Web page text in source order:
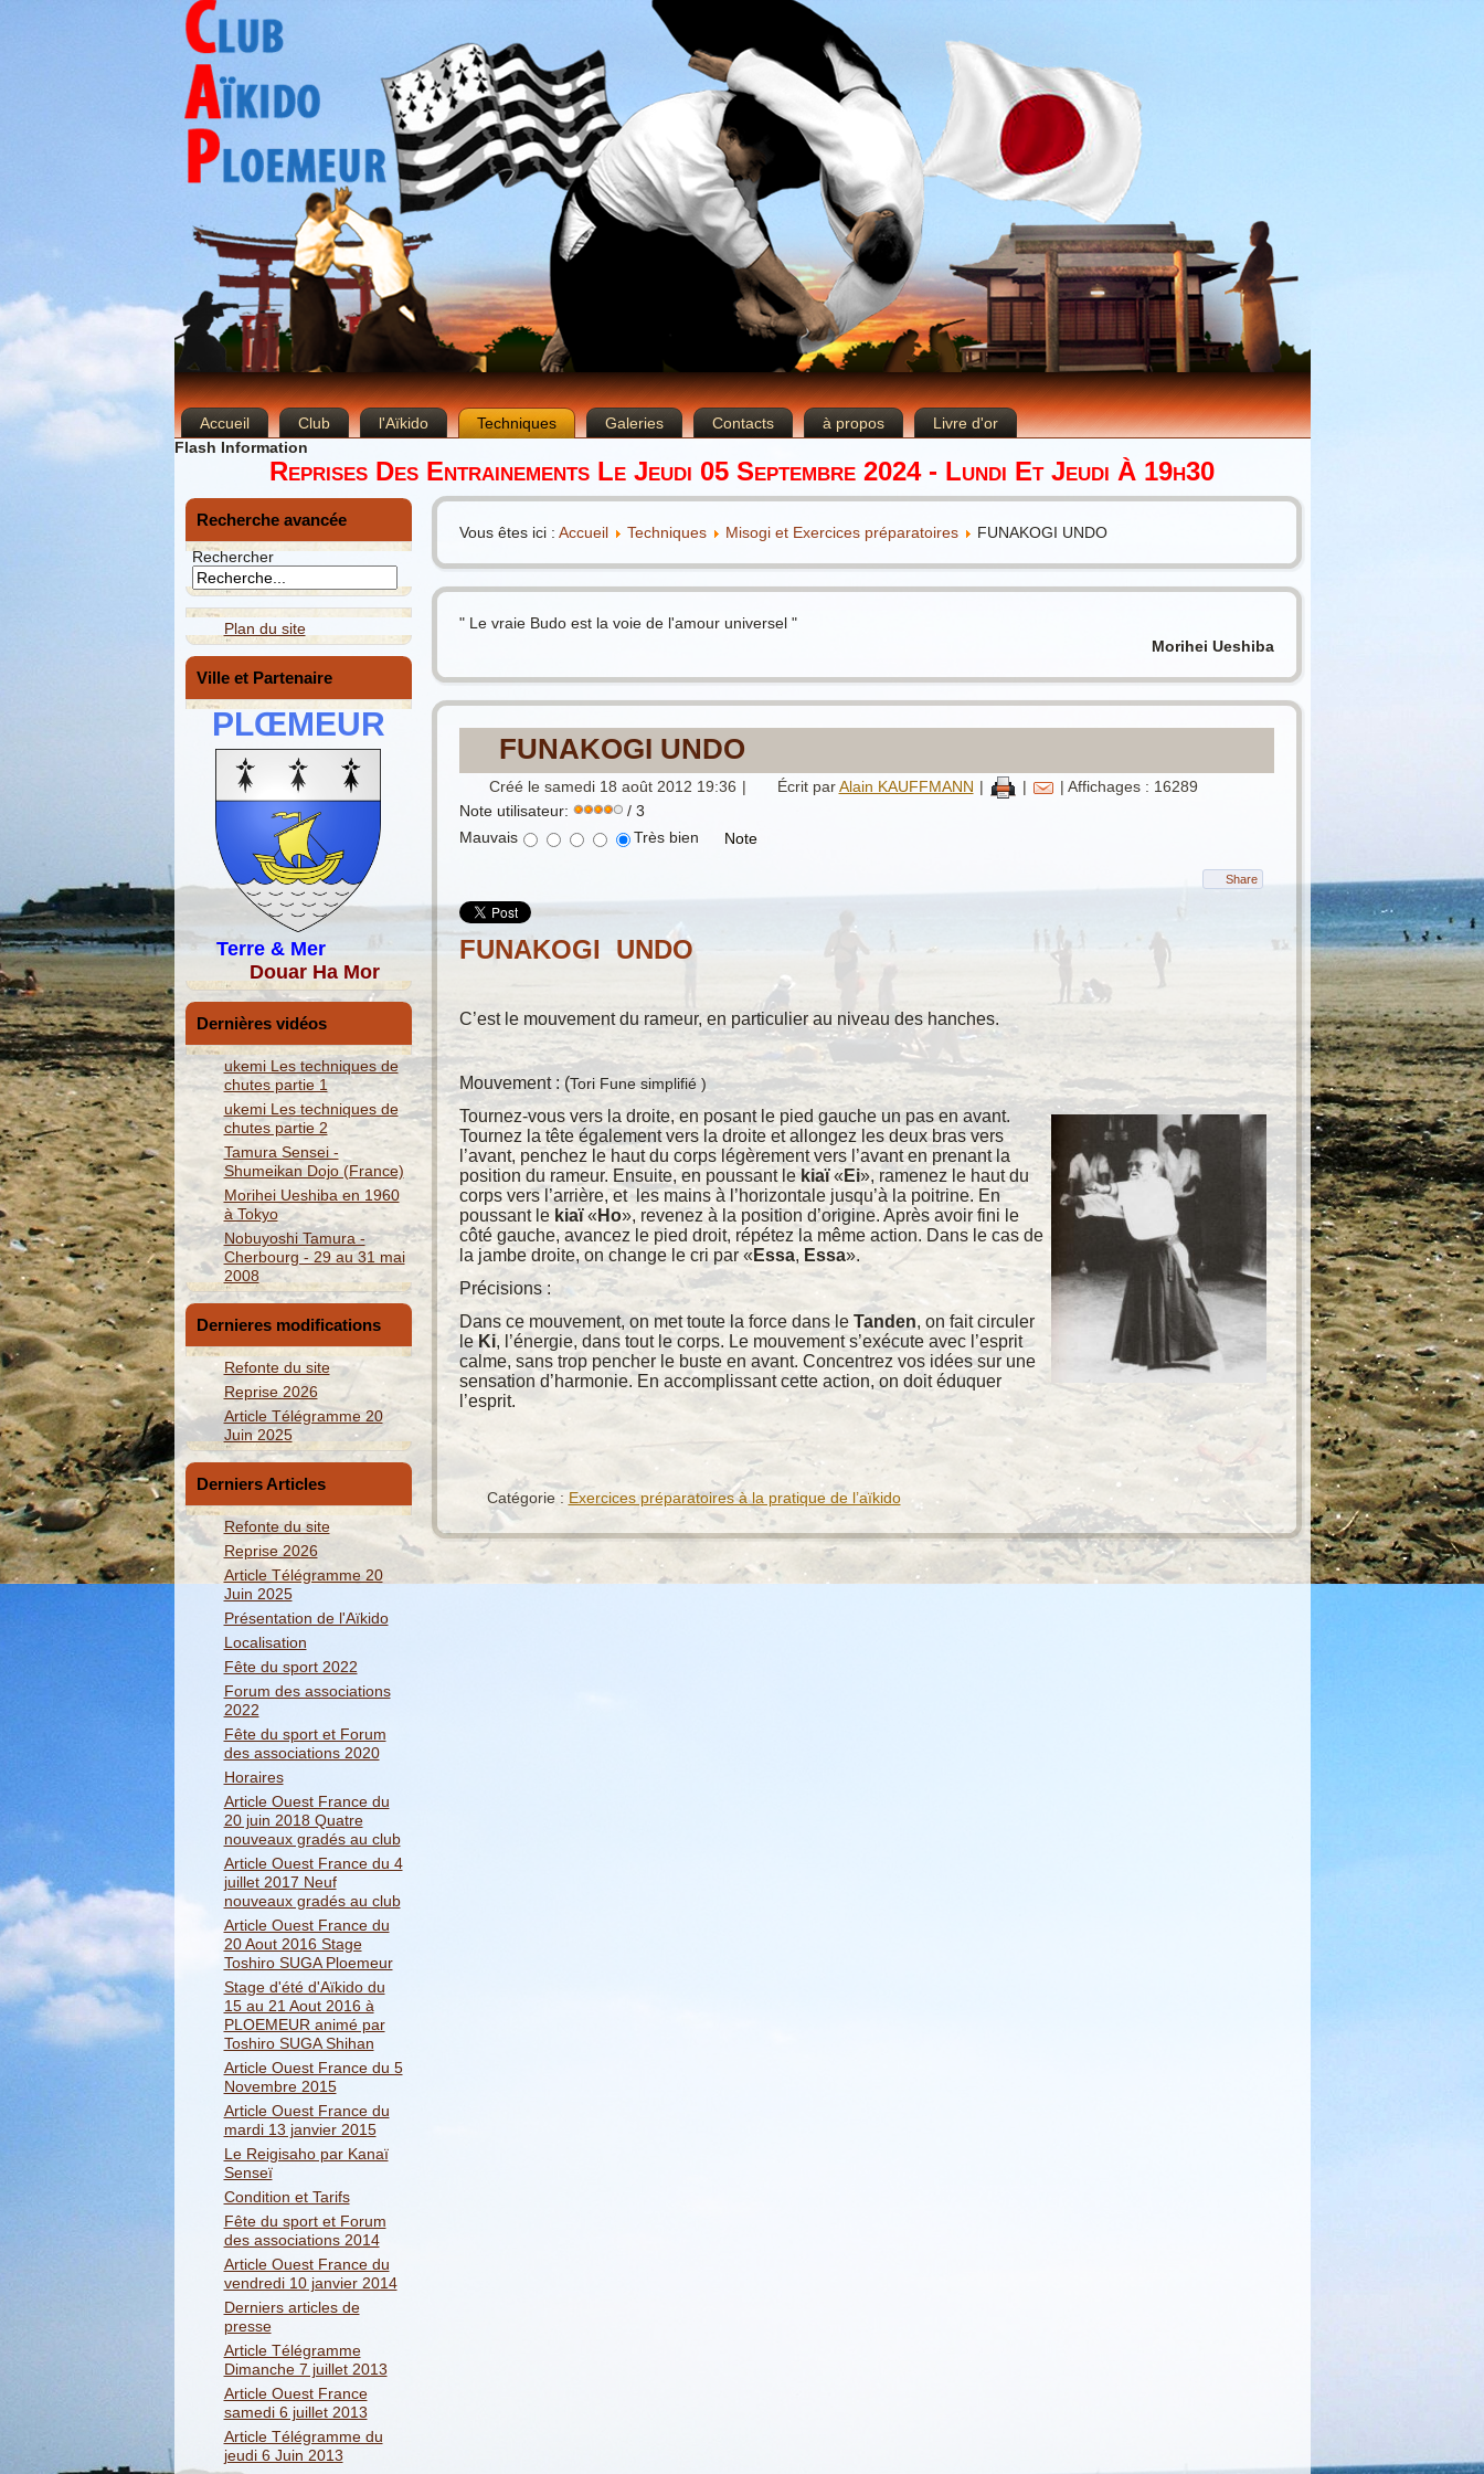
Accueil Club l'Aïkido Techniques Galeries Contacts à propos
Livre d'or
Flash Information
Reprises Des Entrainements Le Jeudi 05 Septembre 2024 - Lundi Et Jeudi À 19h30
Recherche avancée
Rechercher
Plan du site
Ville et Partenaire
PLŒMEUR
Terre & Mer
Douar Ha Mor
Dernières vidéos
ukemi Les techniques de
chutes partie 1
ukemi Les techniques de
chutes partie 2
Tamura Sensei -
Shumeikan Dojo (France)
Morihei Ueshiba en 1960
à Tokyo
Nobuyoshi Tamura -
Cherbourg - 29 au 31 mai
2008
Dernieres modifications
Refonte du site
Reprise 2026
Article Télégramme 20
Juin 2025
Derniers Articles
Refonte du site
Reprise 2026
Article Télégramme 20
Juin 2025
Présentation de l'Aïkido
Localisation
Fête du sport 2022
Forum des associations
2022
Fête du sport et Forum
des associations 2020
Horaires
Article Ouest France du
20 juin 2018 Quatre
nouveaux gradés au club
Article Ouest France du 4
juillet 2017 Neuf
nouveaux gradés au club
Article Ouest France du
20 Aout 2016 Stage
Toshiro SUGA Ploemeur
Stage d'été d'Aïkido du
15 au 21 Aout 2016 à
PLOEMEUR animé par
Toshiro SUGA Shihan
Article Ouest France du 5
Novembre 2015
Article Ouest France du
mardi 13 janvier 2015
Le Reigisaho par Kanaï
Senseï
Condition et Tarifs
Fête du sport et Forum
des associations 2014
Article Ouest France du
vendredi 10 janvier 2014
Derniers articles de
presse
Article Télégramme
Dimanche 7 juillet 2013
Article Ouest France
samedi 6 juillet 2013
Article Télégramme du
jeudi 6 Juin 2013
Vous êtes ici : Accueil Techniques Misogi et Exercices préparatoires FUNAKOGI UNDO
" Le vraie Budo est la voie de l'amour universel "
Morihei Ueshiba
FUNAKOGI UNDO
Créé le samedi 18 août 2012 19:36 | Écrit parAlain KAUFFMANN | |
| Affichages : 16289
Note utilisateur:
/ 3
Mauvais
Très bien
Share
FUNAKOGI UNDO
C’est le mouvement du rameur, en particulier au niveau des hanches.
Mouvement : (Tori Fune simplifié )
Tournez-vous vers la droite, en posant le pied gauche un pas en avant.
Tournez la tête également vers la droite et allongez les deux bras vers
l’avant, penchez le haut du corps légèrement vers l’avant en prenant la
position du rameur. Ensuite, en poussant le kiaï«Ei», ramenez le haut du
corps vers l’arrière, et les mains à l’horizontale jusqu’à la poitrine. En
poussant le kiaï« Ho», revenez à la position d’origine. Après avoir fini le
côté gauche, avancez le pied droit, répétez la même action. Dans le cas de
la jambe droite, on change le cri par «Essa, Essa».
Précisions :
Dans ce mouvement, on met toute la force dans le Tanden, on fait circuler
leKi, l’énergie, dans tout le corps. Le mouvement s’exécute avec l’esprit
calme, sans trop pencher le buste en avant. Concentrez vos idées sur une
sensation d’harmonie. En accomplissant cette action, on doit éduquer
l’esprit.
Catégorie : Exercices préparatoires à la pratique de l’aïkido